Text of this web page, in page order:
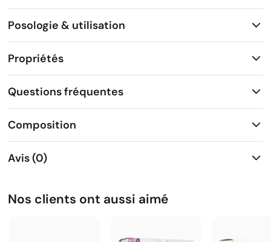
Posologie & utilisation
Propriétés
Questions fréquentes
Composition
Avis (0)
Nos clients ont aussi aimé